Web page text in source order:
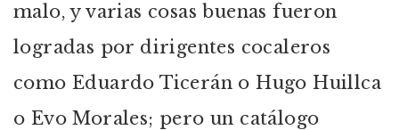
malo, y varias cosas buenas fueron
logradas por dirigentes cocaleros
como Eduardo Ticerán o Hugo Huillca
o Evo Morales; pero un catálogo